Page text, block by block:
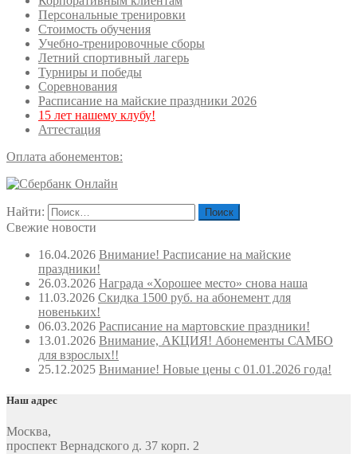
Персональные тренировки
Стоимость обучения
Учебно-тренировочные сборы
Летний спортивный лагерь
Турниры и победы
Соревнования
Расписание на майские праздники 2026
15 лет нашему клубу!
Аттестация
Оплата абонементов:
Найти:
Свежие новости
16.04.2026 Внимание! Расписание на майские
праздники!
26.03.2026 Награда «Хорошее место» снова наша
11.03.2026 Скидка 1500 руб. на абонемент для
новеньких!
06.03.2026 Расписание на мартовские праздники!
13.01.2026 Внимание, АКЦИЯ! Абонементы САМБО
для взрослых!!
25.12.2025 Внимание! Новые цены с 01.01.2026 года!
Наш адрес
Москва,
проспект Вернадского д. 37 корп. 2